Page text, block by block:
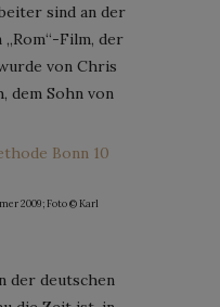
sind an der
Film, der
von Chris
dem Sohn von
2009; Foto © Karl
der deutschen